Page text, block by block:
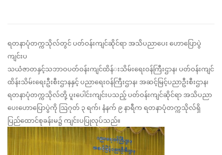
ရတနာပုံတက္ကသိုလ်တွင် ပတ်ဝန်းကျင်ဆိုင်ရာ အသိပညာပေး ဟောပြောပွဲ
ကျင်းပ
သယံဇာတနှင့်သဘာဝပတ်ဝန်းကျင်ထိန်းသိမ်းရေးဝန်ကြီးဌာန၊ ပတ်ဝန်းကျင်
ထိန်းသိမ်းရေးဦးစီးဌာနနှင့် ပညာရေးဝန်ကြီးဌာန၊ အဆင့်မြင့်ပညာဦးစီးဌာန၊
ရတနာပုံတက္ကသိုလ်တို့ ပူးပေါင်းကျင်းပသည့် ပတ်ဝန်းကျင်ဆိုင်ရာ အသိပညာ
ပေးဟောပြောပွဲကို ဩဂုတ် ၃ ရက်၊ နံနက် ၉ နာရီက ရတနာပုံတက္ကသိုလ်ရှိ
ပြည်ထောင်စုခန်းမ၌ ကျင်းပပြုလုပ်သည်။